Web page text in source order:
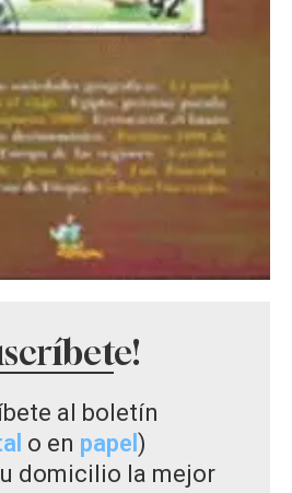
al boletín
o en papel )
domicilio la mejor